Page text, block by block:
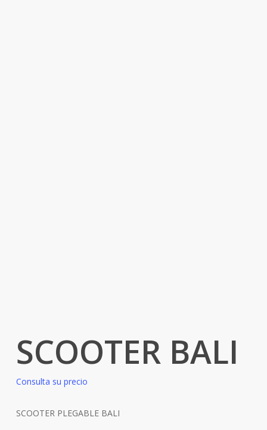
SCOOTER BALI
Consulta su precio
SCOOTER PLEGABLE BALI